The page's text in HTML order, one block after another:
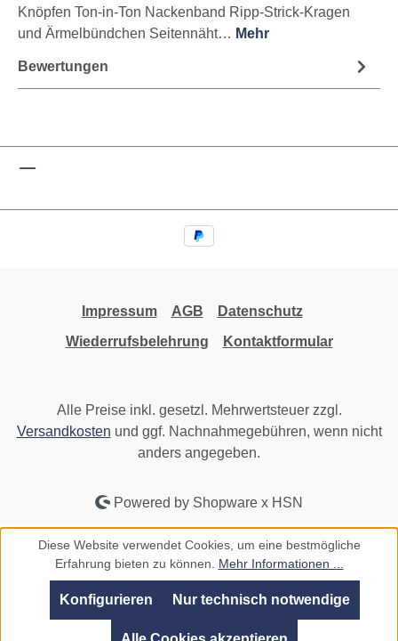
Knöpfen Ton-in-Ton Nackenband Ripp-Strick-Kragen
und Ärmelbündchen Seitennäht… Mehr
Bewertungen
Impressum AGB
Datenschutz
Wiederrufsbelehrung
Kontaktformular
Alle Preise inkl. gesetzl. Mehrwertsteuer zzgl.
Versandkosten und ggf. Nachnahmegebühren, wenn nicht
anders angegeben.
Powered by Shopware x HSN
Diese Website verwendet Cookies, um eine bestmögliche
Erfahrung bieten zu können. Mehr Informationen ...
Nur technisch notwendige
Konfigurieren